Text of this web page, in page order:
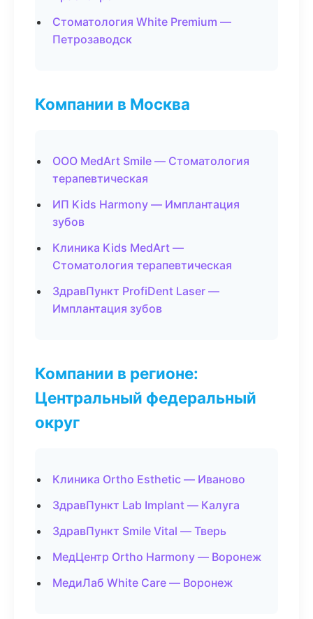
Стоматология White Premium —
Петрозаводск
Компании в Москва
ООО MedArt Smile — Стоматология
терапевтическая
ИП Kids Harmony — Имплантация
зубов
Клиника Kids MedArt —
Стоматология терапевтическая
ЗдравПункт ProfiDent Laser —
Имплантация зубов
Компании в регионе:
Центральный федеральный
округ
Клиника Ortho Esthetic — Иваново
ЗдравПункт Lab Implant — Калуга
ЗдравПункт Smile Vital — Тверь
МедЦентр Ortho Harmony — Воронеж
МедиЛаб White Care — Воронеж